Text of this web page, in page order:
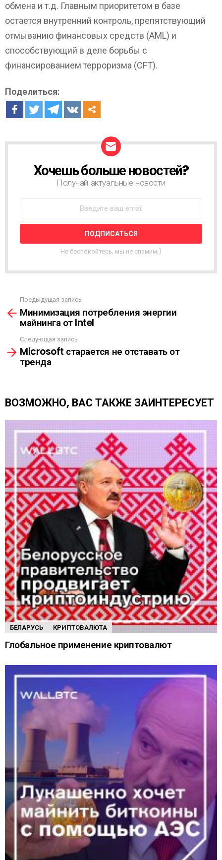
обмена и т.д. Главным приоритетом в базе
остается внутренний контроль, препятствующий
отмыванию финансовых средств (AML) и
способствующий в деле борьбы с
финансированием терроризма (CFT).
Поделиться:
О
Т
Н
А
Ы
Л
К
А
Хочешь больше новостей?
Получай актуальные новости
Не беспокойтесь, мы не спамим;)
м
е
щ
Предыдущая запись
Минимизация потребления энергии
майнинга от Intel
Следующая запись
Microsoft старается не отставать от
тренда
ВОЗМОЖНО, ВАС ТАКЖЕ ЗАИНТЕРЕСУЕТ
БЕЛАРУСЬ КРИПТОВАЛЮТА
Глобальное применение криптовалют